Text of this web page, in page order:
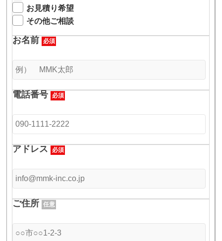
お見積り希望
その他ご相談
お名前 必須
電話番号 必須
アドレス 必須
ご住所 任意